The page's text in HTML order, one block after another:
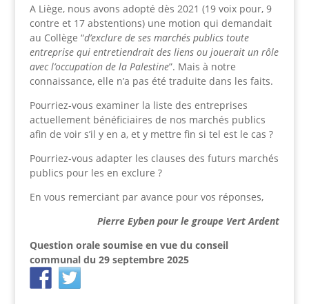
A Liège, nous avons adopté dès 2021 (19 voix pour, 9
contre et 17 abstentions) une motion qui demandait
au Collège “d’exclure de ses marchés publics toute
entreprise qui entretiendrait des liens ou jouerait un rôle
avec l’occupation de la Palestine”. Mais à notre
connaissance, elle n’a pas été traduite dans les faits.
Pourriez-vous examiner la liste des entreprises
actuellement bénéficiaires de nos marchés publics
afin de voir s’il y en a, et y mettre fin si tel est le cas ?
Pourriez-vous adapter les clauses des futurs marchés
publics pour les en exclure ?
En vous remerciant par avance pour vos réponses,
Pierre Eyben pour le groupe Vert Ardent
Question orale soumise en vue du conseil
communal du 29 septembre 2025